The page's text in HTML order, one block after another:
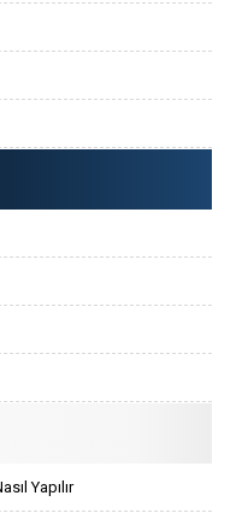
Yapılır